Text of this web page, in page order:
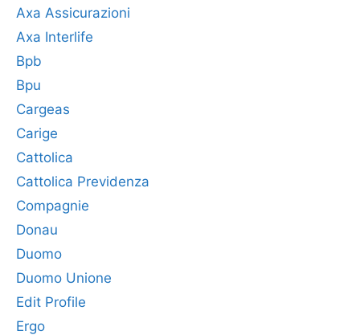
Axa Assicurazioni
Axa Interlife
Bpb
Bpu
Cargeas
Carige
Cattolica
Cattolica Previdenza
Compagnie
Donau
Duomo
Duomo Unione
Edit Profile
Ergo